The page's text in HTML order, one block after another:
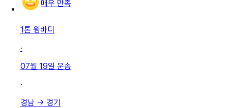
매우 만족
1톤 윙바디
·
07월 19일 운송
·
경남 → 경기